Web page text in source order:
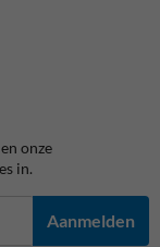
onze
in.
Aanmelden